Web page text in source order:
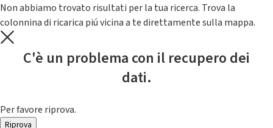
Non abbiamo trovato risultati per la tua ricerca. Trova la
colonnina di ricarica piú vicina a te direttamente sulla mappa.
C'è un problema con il recupero dei
dati.
Per favore riprova.
Riprova